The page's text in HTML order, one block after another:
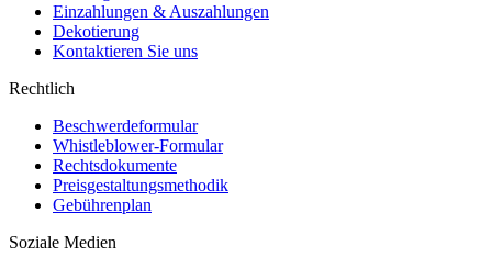
Einzahlungen & Auszahlungen
Dekotierung
Kontaktieren Sie uns
Rechtlich
Beschwerdeformular
Whistleblower-Formular
Rechtsdokumente
Preisgestaltungsmethodik
Gebührenplan
Soziale Medien